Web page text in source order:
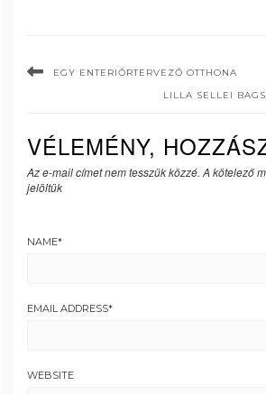
EGY ENTERIŐRTERVEZŐ OTTHONA
LILLA SELLEI
VÉLEMÉNY,
Az e-mail címet nem tesszük közzé. A kötelező
jelöltük
NAME*
EMAIL ADDRESS*
WEBSITE